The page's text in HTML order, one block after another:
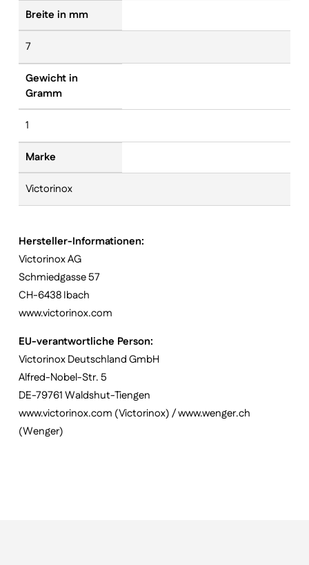
Breite in mm
7
Gewicht in
Gramm
1
Marke
Victorinox
Hersteller-Informationen:
Victorinox AG
Schmiedgasse 57
CH-6438 Ibach
www.victorinox.com
EU-verantwortliche Person:
Victorinox Deutschland GmbH
Alfred-Nobel-Str. 5
DE-79761 Waldshut-Tiengen
www.victorinox.com (Victorinox) / www.wenger.ch
(Wenger)